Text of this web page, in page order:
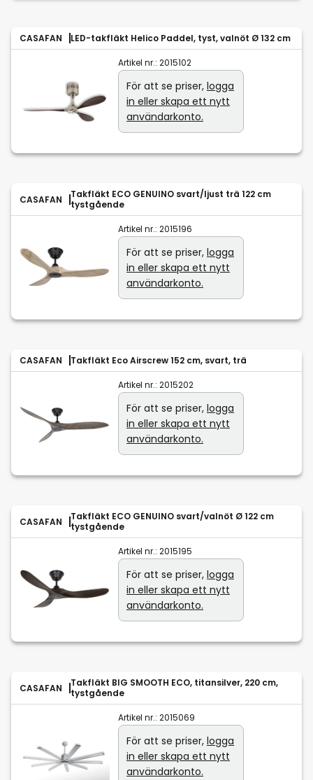
CASAFAN LED-takfläkt Helico Paddel, tyst, valnöt Ø 132 cm
Artikel nr.: 2015102
För att se priser, logga
in eller skapa ett nytt
användarkonto.
CASAFAN
Takfläkt ECO GENUINO svart/ljust trä 122 cm
tystgående
Artikel nr.: 2015196
För att se priser, logga
in eller skapa ett nytt
användarkonto.
CASAFAN Takfläkt Eco Airscrew 152 cm, svart, trä
Artikel nr.: 2015202
För att se priser, logga
in eller skapa ett nytt
användarkonto.
CASAFAN
Takfläkt ECO GENUINO svart/valnöt Ø 122 cm
tystgående
Artikel nr.: 2015195
För att se priser, logga
in eller skapa ett nytt
användarkonto.
CASAFAN
Takfläkt BIG SMOOTH ECO, titansilver, 220 cm,
tystgående
Artikel nr.: 2015069
För att se priser, logga
in eller skapa ett nytt
användarkonto.